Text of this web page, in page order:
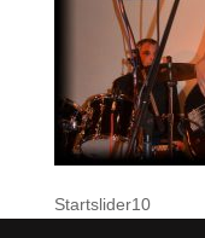
Startslider10